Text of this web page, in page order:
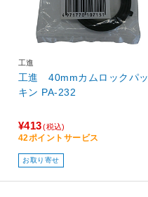
工進
工進 40mmカムロックパッ
キン PA-232
¥413 (税込)
42ポイントサービス
お取り寄せ